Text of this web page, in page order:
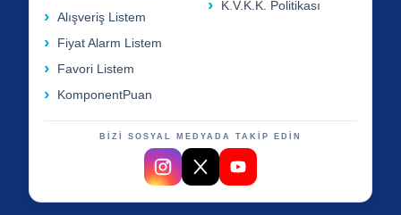
Alışveriş Listem
Fiyat Alarm Listem
Favori Listem
KomponentPuan
K.V.K.K. Politikası
BİZİ SOSYAL MEDYADA TAKİP EDİN